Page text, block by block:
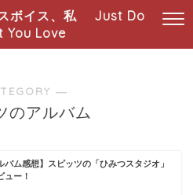
スボイス、私 Just Do
You Love
―
のアルバム
バム感想】スピッツの「ひみつスタジオ」
ュー！